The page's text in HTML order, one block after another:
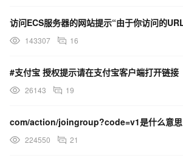
143307 16
#支付宝 授权提示请在支付宝客户端打开链接
26143 19
com/action/joingroup?code=v1是什么意思
224550 21